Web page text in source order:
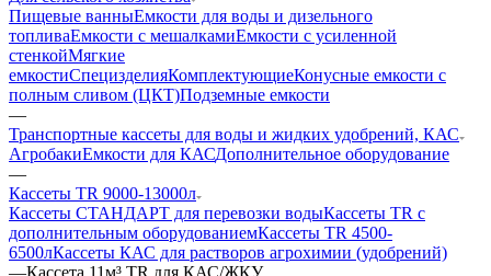
Пищевые ванныЕмкости для воды и дизельного
топливаЕмкости с мешалкамиЕмкости с усиленной
стенкойМягкие
емкостиСпецизделияКомплектующиеКонусные емкости с
полным сливом (ЦКТ)Подземные емкости
—
Транспортные кассеты для воды и жидких удобрений, КАС
АгробакиЕмкости для КАСДополнительное оборудование
—
Кассеты TR 9000-13000л
Кассеты СТАНДАРТ для перевозки водыКассеты TR с
дополнительным оборудованиемКассеты TR 4500-
6500лКассеты КАС для растворов агрохимии (удобрений)
—Кассета 11м³ TR для КАС/ЖКУ